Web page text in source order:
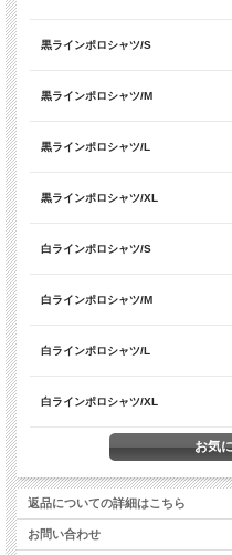
黒ラインポロシャツ/S
黒ラインポロシャツ/M
黒ラインポロシャツ/L
黒ラインポロシャツ/XL
白ラインポロシャツ/S
白ラインポロシャツ/M
白ラインポロシャツ/L
白ラインポロシャツ/XL
返品についての詳細はこちら
お問い合わせ